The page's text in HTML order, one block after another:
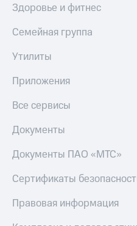
Здоровье и фитнес
Семейная группа
Утилиты
Приложения
Все сервисы
Документы
Документы ПАО «МТС»
Сертификаты
Правовая информация